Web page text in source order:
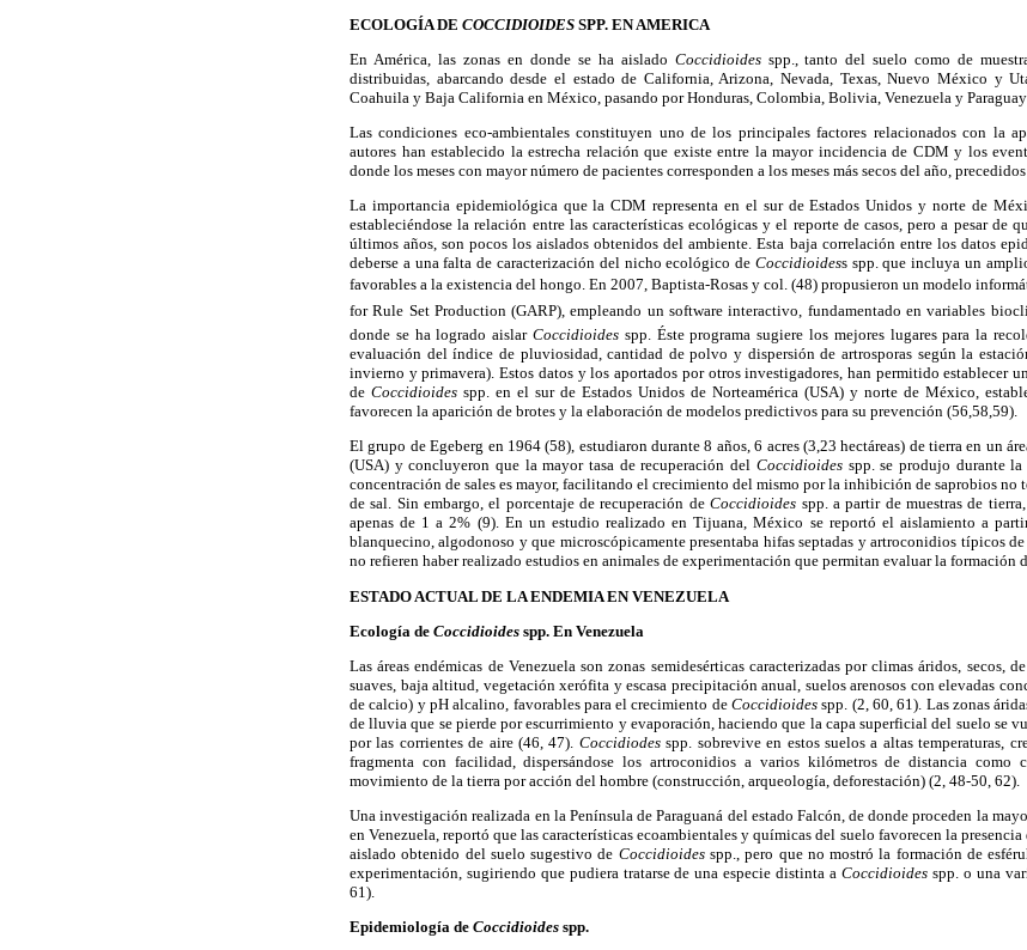
ECOLOGÍA DE COCCIDIOIDES SPP. EN AMERICA
En América, las zonas en donde se ha aislado Coccidioides spp., tanto del suelo como de
distribuidas, abarcando desde el estado de California, Arizona, Nevada, Texas, Nuevo México y
Coahuila y Baja California en México, pasando por Honduras, Colombia, Bolivia, Venezuela y
Las condiciones eco-ambientales constituyen uno de los principales factores relacionados con la
autores han establecido la estrecha relación que existe entre la mayor incidencia de CDM y los
donde los meses con mayor número de pacientes corresponden a los meses más secos del año,
La importancia epidemiológica que la CDM representa en el sur de Estados Unidos y norte de
estableciéndose la relación entre las características ecológicas y el reporte de casos, pero a pesar de
últimos años, son pocos los aislados obtenidos del ambiente. Esta baja correlación entre los datos
deberse a una falta de caracterización del nicho ecológico de Coccidioidess spp. que incluya un
favorables a la existencia del hongo. En 2007, Baptista-Rosas y col. (48) propusieron un modelo
for Rule Set Production (GARP), empleando un software interactivo, fundamentado en variables
donde se ha logrado aislar Coccidioides spp. Éste programa sugiere los mejores lugares para la
evaluación del índice de pluviosidad, cantidad de polvo y dispersión de artrosporas según la
invierno y primavera). Estos datos y los aportados por otros investigadores, han permitido establecer
de Coccidioides spp. en el sur de Estados Unidos de Norteamérica (USA) y norte de México,
favorecen la aparición de brotes y la elaboración de modelos predictivos para su prevención (56,58,59).
El grupo de Egeberg en 1964 (58), estudiaron durante 8 años, 6 acres (3,23 hectáreas) de tierra en un
(USA) y concluyeron que la mayor tasa de recuperación del Coccidioides spp. se produjo durante
concentración de sales es mayor, facilitando el crecimiento del mismo por la inhibición de saprobios no
de sal. Sin embargo, el porcentaje de recuperación deCoccidioides spp. a partir de muestras de
apenas de 1 a 2% (9). En un estudio realizado en Tijuana, México se reportó el aislamiento a
blanquecino, algodonoso y que microscópicamente presentaba hifas septadas y artroconidios típicos de
no refieren haber realizado estudios en animales de experimentación que permitan evaluar la formación
ESTADO ACTUAL DE LA ENDEMIA EN VENEZUELA
Ecología de Coccidioides spp. En Venezuela
Las áreas endémicas de Venezuela son zonas semidesérticas caracterizadas por climas áridos, secos,
suaves, baja altitud, vegetación xerófita y escasa precipitación anual, suelos arenosos con elevadas
de calcio) y pH alcalino, favorables para el crecimiento deCoccidioidesspp. (2, 60, 61). Las zonas
de lluvia que se pierde por escurrimiento y evaporación, haciendo que la capa superficial del suelo se
por las corrientes de aire (46, 47). Coccidiodesspp. sobrevive en estos suelos a altas temperaturas,
fragmenta con facilidad, dispersándose los artroconidios a varios kilómetros de distancia como
movimiento de la tierra por acción del hombre (construcción, arqueología, deforestación) (2, 48-50, 62).
Una investigación realizada en la Península de Paraguaná del estado Falcón, de donde proceden la
en Venezuela, reportó que las características ecoambientales y químicas del suelo favorecen la
aislado obtenido del suelo sugestivo de Coccidioidesspp., pero que no mostró la formación de
experimentación, sugiriendo que pudiera tratarse de una especie distinta a Coccidioides spp. o una
61).
Epidemiología de Coccidioides spp.